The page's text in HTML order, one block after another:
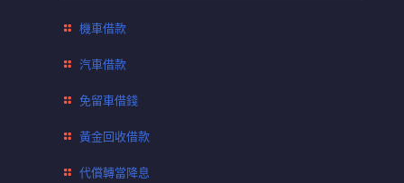
機車借款
汽車借款
免留車借錢
黃金回收借款
代償轉當降息